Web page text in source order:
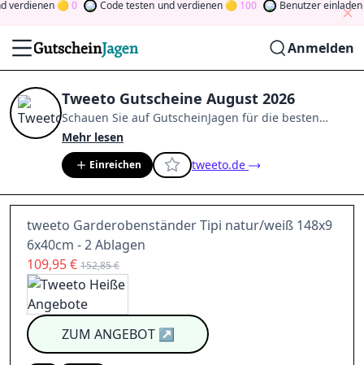
0 Code testen und verdienen 100 Benutzer einladen
Anmelden
Tweeto Gutscheine August 2026
Schauen Sie auf GutscheinJagen für die besten
Tweeto-Angebote im
der Community
und verdienen Sie Tokens, indem Sie
durch Abstimmen, Testen, Teilen und mehr
beitragen. Drehen Sie den Glücksklee
Sie Geld
Mehr lesen
Einreichen tweeto.de
tweeto Garderobenständer Tipi natur/weiß 148x9
6x40cm - 2 Ablagen
109,95 € 152,85 €
ZUM ANGEBOT↗